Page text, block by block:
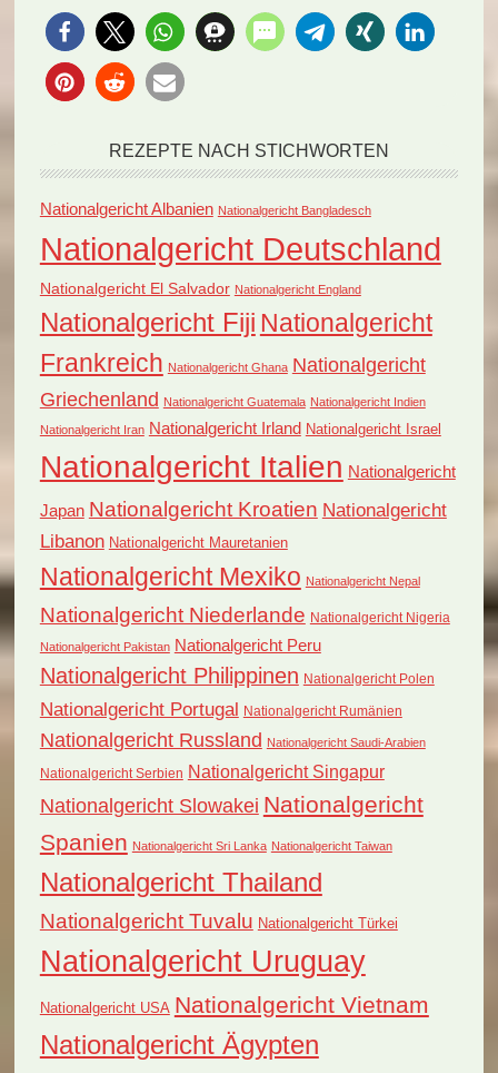
REZEPTE NACH STICHWORTEN
Nationalgericht Albanien Nationalgericht Bangladesch
Nationalgericht Deutschland
Nationalgericht El Salvador Nationalgericht England
Nationalgericht Fiji Nationalgericht
Frankreich Nationalgericht Ghana Nationalgericht
Griechenland Nationalgericht Guatemala Nationalgericht Indien
Nationalgericht Iran Nationalgericht Irland Nationalgericht Israel
Nationalgericht Italien Nationalgericht
Japan Nationalgericht Kroatien Nationalgericht
Libanon Nationalgericht Mauretanien
Nationalgericht Mexiko Nationalgericht Nepal
Nationalgericht Niederlande Nationalgericht Nigeria
Nationalgericht Pakistan Nationalgericht Peru
Nationalgericht Philippinen Nationalgericht Polen
Nationalgericht Portugal Nationalgericht Rumänien
Nationalgericht Russland Nationalgericht Saudi-Arabien
Nationalgericht Serbien Nationalgericht Singapur
Nationalgericht Slowakei Nationalgericht
Spanien Nationalgericht Sri Lanka Nationalgericht Taiwan
Nationalgericht Thailand
Nationalgericht Tuvalu Nationalgericht Türkei
Nationalgericht Uruguay
Nationalgericht USA Nationalgericht Vietnam
Nationalgericht Ägypten